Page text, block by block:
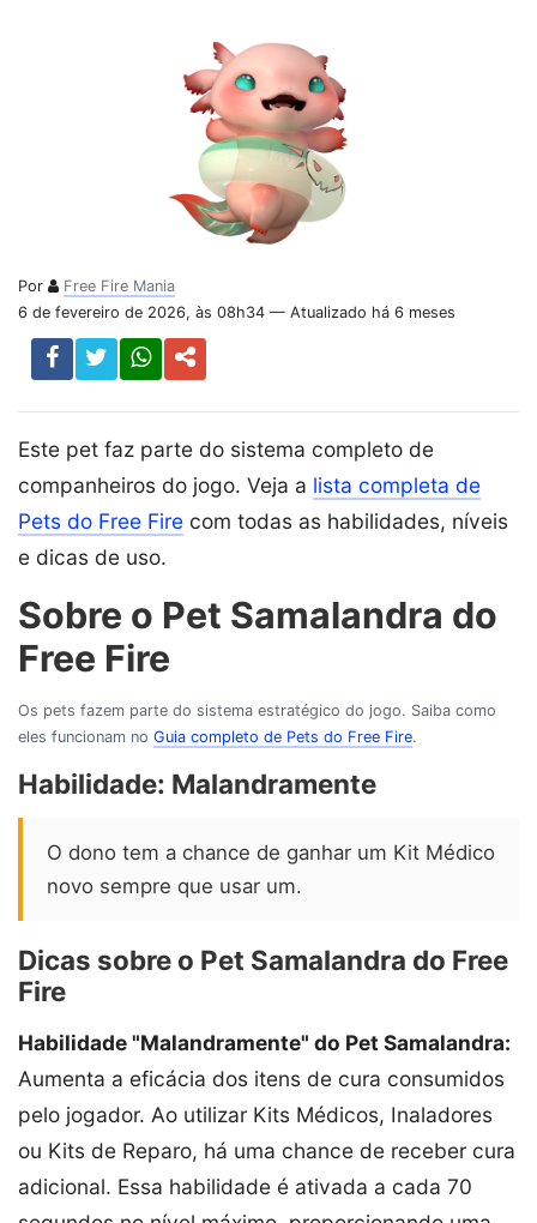
Por
Free Fire Mania
6 de fevereiro de 2026, às 08h34 — Atualizado há 6 meses
Este pet faz parte do sistema completo de
companheiros do jogo. Veja a lista completa de
Pets do Free Fire com todas as habilidades, níveis
e dicas de uso.
Sobre o Pet Samalandra do
Free Fire
Os pets fazem parte do sistema estratégico do jogo. Saiba como
eles funcionam no Guia completo de Pets do Free Fire.
Habilidade: Malandramente
O dono tem a chance de ganhar um Kit Médico
novo sempre que usar um.
Dicas sobre o Pet Samalandra do Free
Fire
Habilidade "Malandramente" do Pet Samalandra:
Aumenta a eficácia dos itens de cura consumidos
pelo jogador. Ao utilizar Kits Médicos, Inaladores
ou Kits de Reparo, há uma chance de receber cura
adicional. Essa habilidade é ativada a cada 70